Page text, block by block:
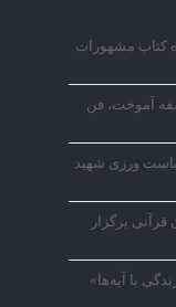
کتاب مشهورات
آموخت، فن
ورزی شهید
برگزار
با آیه‌ها»